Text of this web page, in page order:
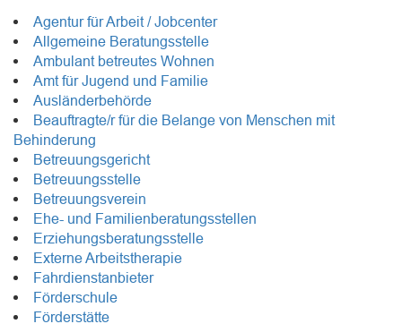
Agentur für Arbeit / Jobcenter
Allgemeine Beratungsstelle
Ambulant betreutes Wohnen
Amt für Jugend und Familie
Ausländerbehörde
Beauftragte/r für die Belange von Menschen mit
Behinderung
Betreuungsgericht
Betreuungsstelle
Betreuungsverein
Ehe- und Familienberatungsstellen
Erziehungsberatungsstelle
Externe Arbeitstherapie
Fahrdienstanbieter
Förderschule
Förderstätte